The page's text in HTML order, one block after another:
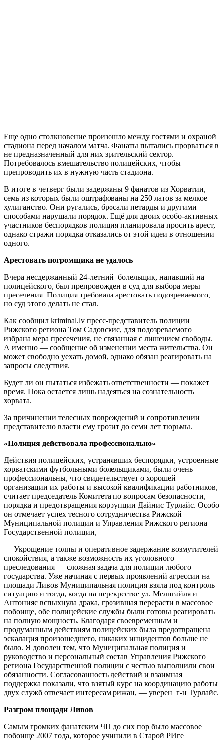
Еще одно столкновение произошло между гостями и охраной
стадиона перед началом матча. Фанаты пытались прорваться в
не предназначенный для них зрительский сектор.
Потребовалось вмешательство полицейских, чтобы
препроводить их в нужную часть стадиона.
В итоге в четверг были задержаны 9 фанатов из Хорватии,
семь из которых были оштрафованы на 250 латов за мелкое
хулиганство. Они ругались, бросали петарды и другими
способами нарушали порядок. Ещё для двоих особо-активных
участников беспорядков полиция планировала просить арест,
однако стражи порядка отказались от этой идеи в отношении
одного.
Арестовать погромщика не удалось
Вчера несдержанный 24-летний болельщик, напавший на
полицейского, был препровожден в суд для выбора меры
пресечения. Полиция требовала арестовать подозреваемого,
но суд этого делать не стал.
Как сообщил kriminal.lv пресс-представитель полиции
Рижского региона Том Садовскис, для подозреваемого
избрана мера пресечения, не связанная с лишением свободы.
А именно — сообщение об изменении места жительства. Он
может свободно уехать домой, однако обязан реагировать на
запросы следствия.
Будет ли он пытаться избежать ответственности — покажет
время. Пока остается лишь надеяться на сознательность
хорвата.
За причинении телесных повреждений и сопротивлении
представителю власти ему грозит до семи лет тюрьмы.
«Полиция действовала профессионально»
Действия полицейских, устранявших беспорядки, устроенные
хорватскими футбольными болельщиками, были очень
профессиональны, что свидетельствует о хорошей
организации их работы и высокой квалификации работников,
считает председатель Комитета по вопросам безопасности,
порядка и предотвращения коррупции Дайнис Турлайс. Особо
он отмечает успех тесного сотрудничества Рижской
Муниципальной полиции и Управления Рижского региона
Государственной полиции,
— Укрощение толпы и оперативное задержание возмутителей
спокойствия, а также возможность их уголовного
преследования — сложная задача для полиции любого
государства. Уже начиная с первых проявлений агрессии на
площади Ливов Муниципальная полиция взяла под контроль
ситуацию и тогда, когда на перекрестке ул. Мелнгайля и
Антонияс вспыхнула драка, грозившая перерасти в массовое
побоище, обе полицейские службы были готовы реагировать
на полную мощность. Благодаря своевременным и
продуманным действиям полицейских была предотвращена
эскалация произошедшего, никаких инцидентов больше не
было. Я доволен тем, что Муниципальная полиция и
руководство и персональный состав Управления Рижского
региона Государственной полиции с честью выполнили свои
обязанности. Согласованность действий и взаимная
поддержка показали, что взятый курс на координацию работы
двух служб отвечает интересам рижан, — уверен г-н Турлайс.
Разгром площади Ливов
Самым громких фанатским ЧП до сих пор было массовое
побоище 2007 года, которое учинили в Старой РИге